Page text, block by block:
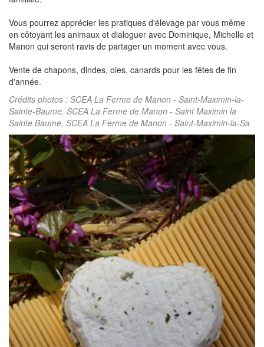
Vous pourrez apprécier les pratiques d'élevage par vous même
en côtoyant les animaux et dialoguer avec Dominique, Michelle et
Manon qui seront ravis de partager un moment avec vous.
Vente de chapons, dindes, oies, canards pour les fêtes de fin
d'année.
Crédits photos : SCEA La Ferme de Manon - Saint-Maximin-la-
Sainte-Baume, SCEA La Ferme de Manon - Saint Maximin la
Sainte Baume, SCEA La Ferme de Manon - Saint-Maximin-la-Sa